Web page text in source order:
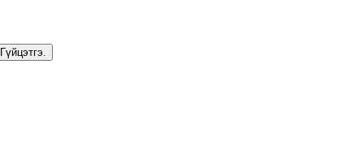
Гүйцэтгэ.